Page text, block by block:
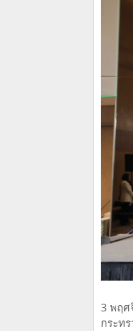
3 พฤศ
กระท